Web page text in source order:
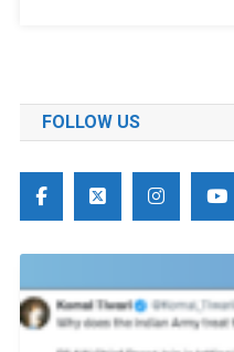
FOLLOW US